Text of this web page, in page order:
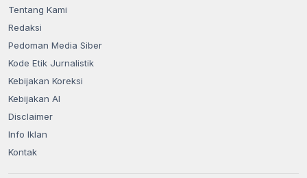
Tentang Kami
Redaksi
Pedoman Media Siber
Kode Etik Jurnalistik
Kebijakan Koreksi
Kebijakan AI
Disclaimer
Info Iklan
Kontak